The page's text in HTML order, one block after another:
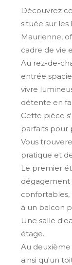
Découvrez
située sur les
Maurienne,
cadre de vie
Au rez-de-
entrée
vivre
détente en
Cette pièce
parfaits pour
Vous
pratique et
Le premier
dégagement
confortables,
à un balcon
Une salle
étage.
Au
ainsi qu'un